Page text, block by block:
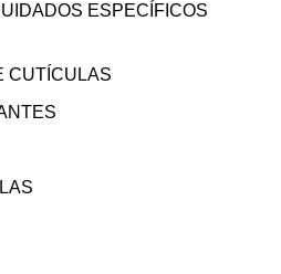
ESPECÍFICOS
CUTÍCULAS